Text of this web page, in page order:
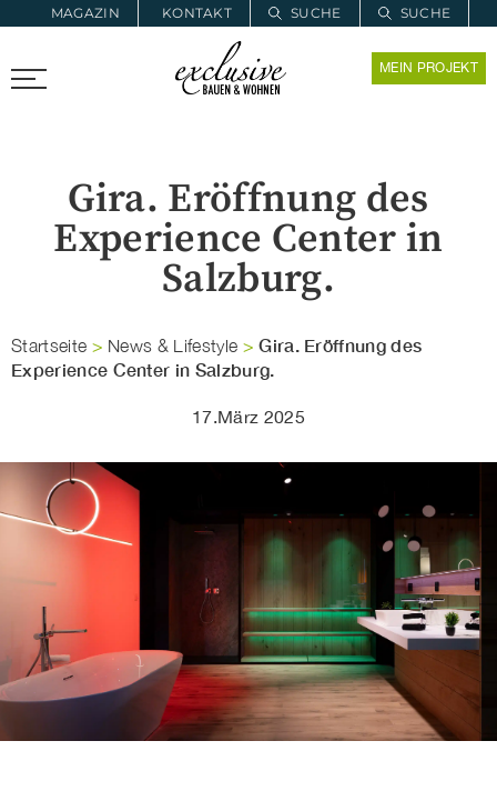
MAGAZIN KONTAKT SUCHE
SUCHE
PROARCHITEC PROINSTALL MEIN PROJEKT
Gira. Eröffnung des
Experience Center in
Salzburg.
Startseite > News & Lifestyle > Gira. Eröffnung des
Experience Center in Salzburg.
17.März 2025